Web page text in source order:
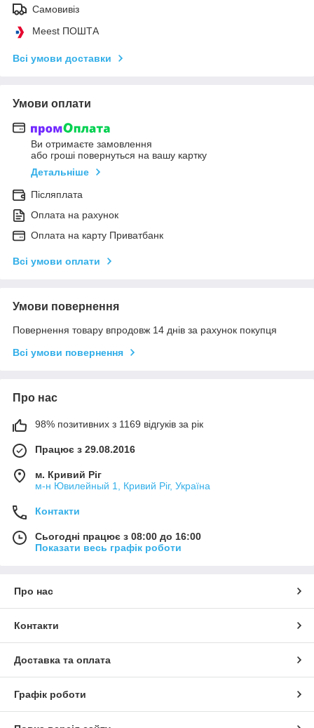
Самовивіз
Meest ПОШТА
Всі умови доставки
Умови оплати
Ви отримаєте замовлення
або гроші повернуться на вашу картку
Детальніше
Післяплата
Оплата на рахунок
Оплата на карту Приватбанк
Всі умови оплати
Умови повернення
Повернення товару впродовж 14 днів за рахунок покупця
Всі умови повернення
Про нас
98% позитивних з 1169 відгуків за рік
Працює з 29.08.2016
м. Кривий Ріг
м-н Ювилейный 1, Кривий Ріг, Україна
Контакти
Сьогодні працює з 08:00 до 16:00
Показати весь графік роботи
Про нас
Контакти
Доставка та оплата
Графік роботи